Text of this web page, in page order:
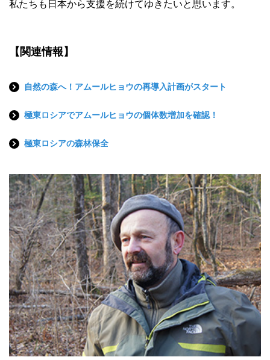
私たちも日本から支援を続けてゆきたいと思います。
【関連情報】
自然の森へ！アムールヒョウの再導入計画がスタート
極東ロシアでアムールヒョウの個体数増加を確認！
極東ロシアの森林保全